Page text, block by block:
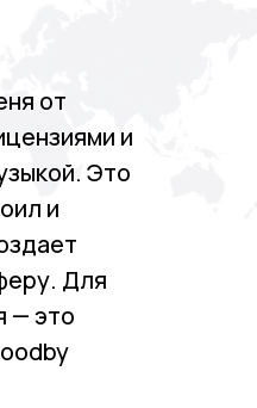
от
и
Это
и
Для
— это